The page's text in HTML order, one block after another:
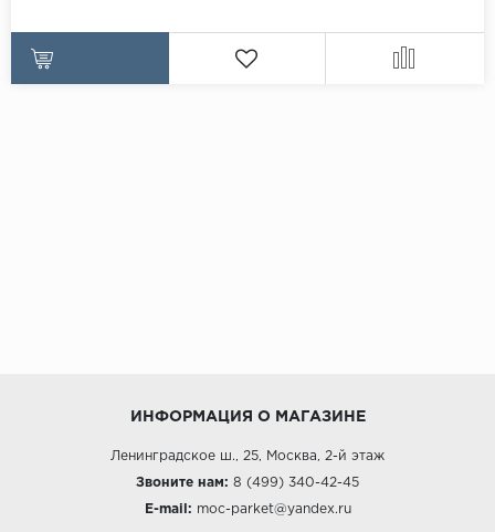
ИНФОРМАЦИЯ О МАГАЗИНЕ
Ленинградское ш., 25, Москва, 2-й этаж
Звоните нам: 8 (499) 340-42-45
E-mail: moc-parket@yandex.ru